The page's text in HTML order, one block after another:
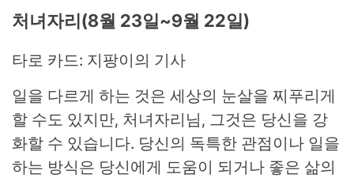
처녀자리(8월 23일~9월 22일)
타로 카드: 지팡이의 기사
일을 다르게 하는 것은 세상의 눈살을 찌푸리게
할 수도 있지만, 처녀자리님, 그것은 당신을 강
화할 수 있습니다. 당신의 독특한 관점이나 일을
하는 방식은 당신에게 도움이 되거나 좋은 삶의